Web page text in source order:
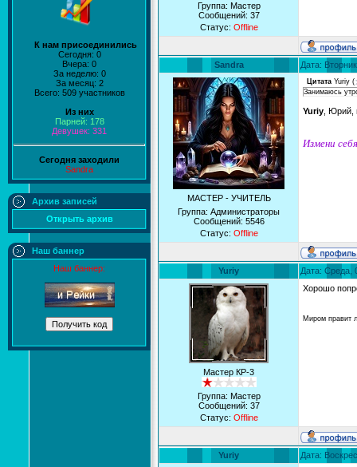
К нам присоединились
Сегодня: 0
Вчера: 0
За неделю: 0
За месяц: 2
Всего: 509 участников
Из них
Парней: 178
Девушек: 331
Сегодня заходили
Sandra
Архив записей
Открыть архив
Наш баннер
Наш баннер:
Группа: Мастер
Сообщений: 37
Статус: Offline
Sandra Дата:
МАСТЕР - УЧИТЕЛЬ
Группа: Администраторы
Сообщений: 5546
Статус: Offline
Цитата Yuriy (
Занимаюсь
Yuriy , Юрий,
Измени
Yuriy Дата: Среда,
Мастер КР-3
Группа: Мастер
Сообщений: 37
Статус: Offline
Хорошо
Миром правит
Yuriy Дата: